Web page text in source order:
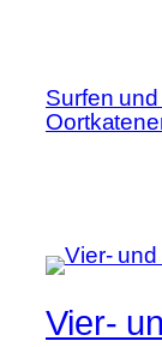
Surfen
Vier-